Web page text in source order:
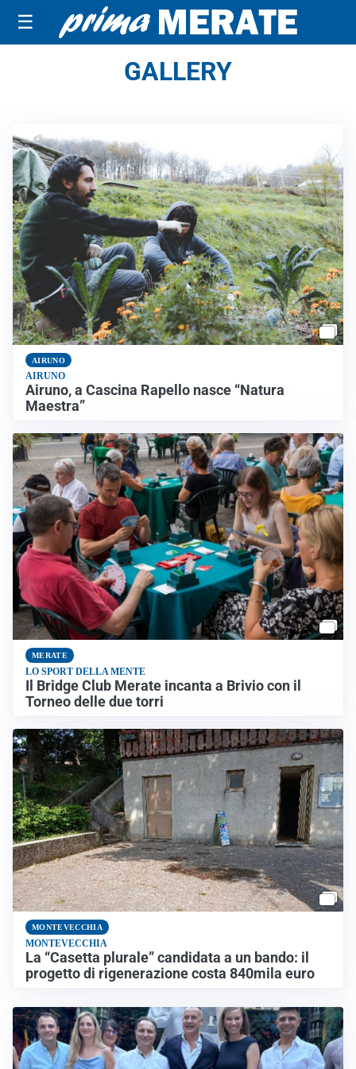
☰
GALLERY
AIRUNO
AIRUNO
Airuno, a Cascina Rapello nasce “Natura
Maestra”
MERATE
LO SPORT DELLA MENTE
Il Bridge Club Merate incanta a Brivio con il
Torneo delle due torri
MONTEVECCHIA
MONTEVECCHIA
La “Casetta plurale” candidata a un bando: il
progetto di rigenerazione costa 840mila euro